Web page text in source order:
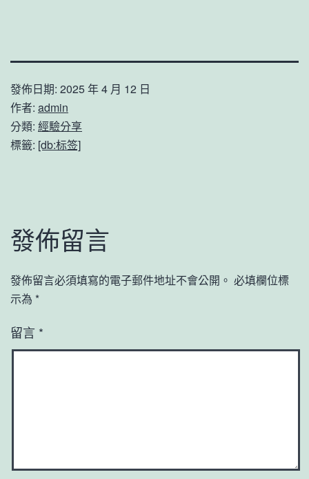
發佈日期: 2025 年 4 月 12 日
作者: admin
分類: 經驗分享
標籤: [db:标签]
發佈留言
發佈留言必須填寫的電子郵件地址不會公開。 必填欄位標
示為 *
留言 *